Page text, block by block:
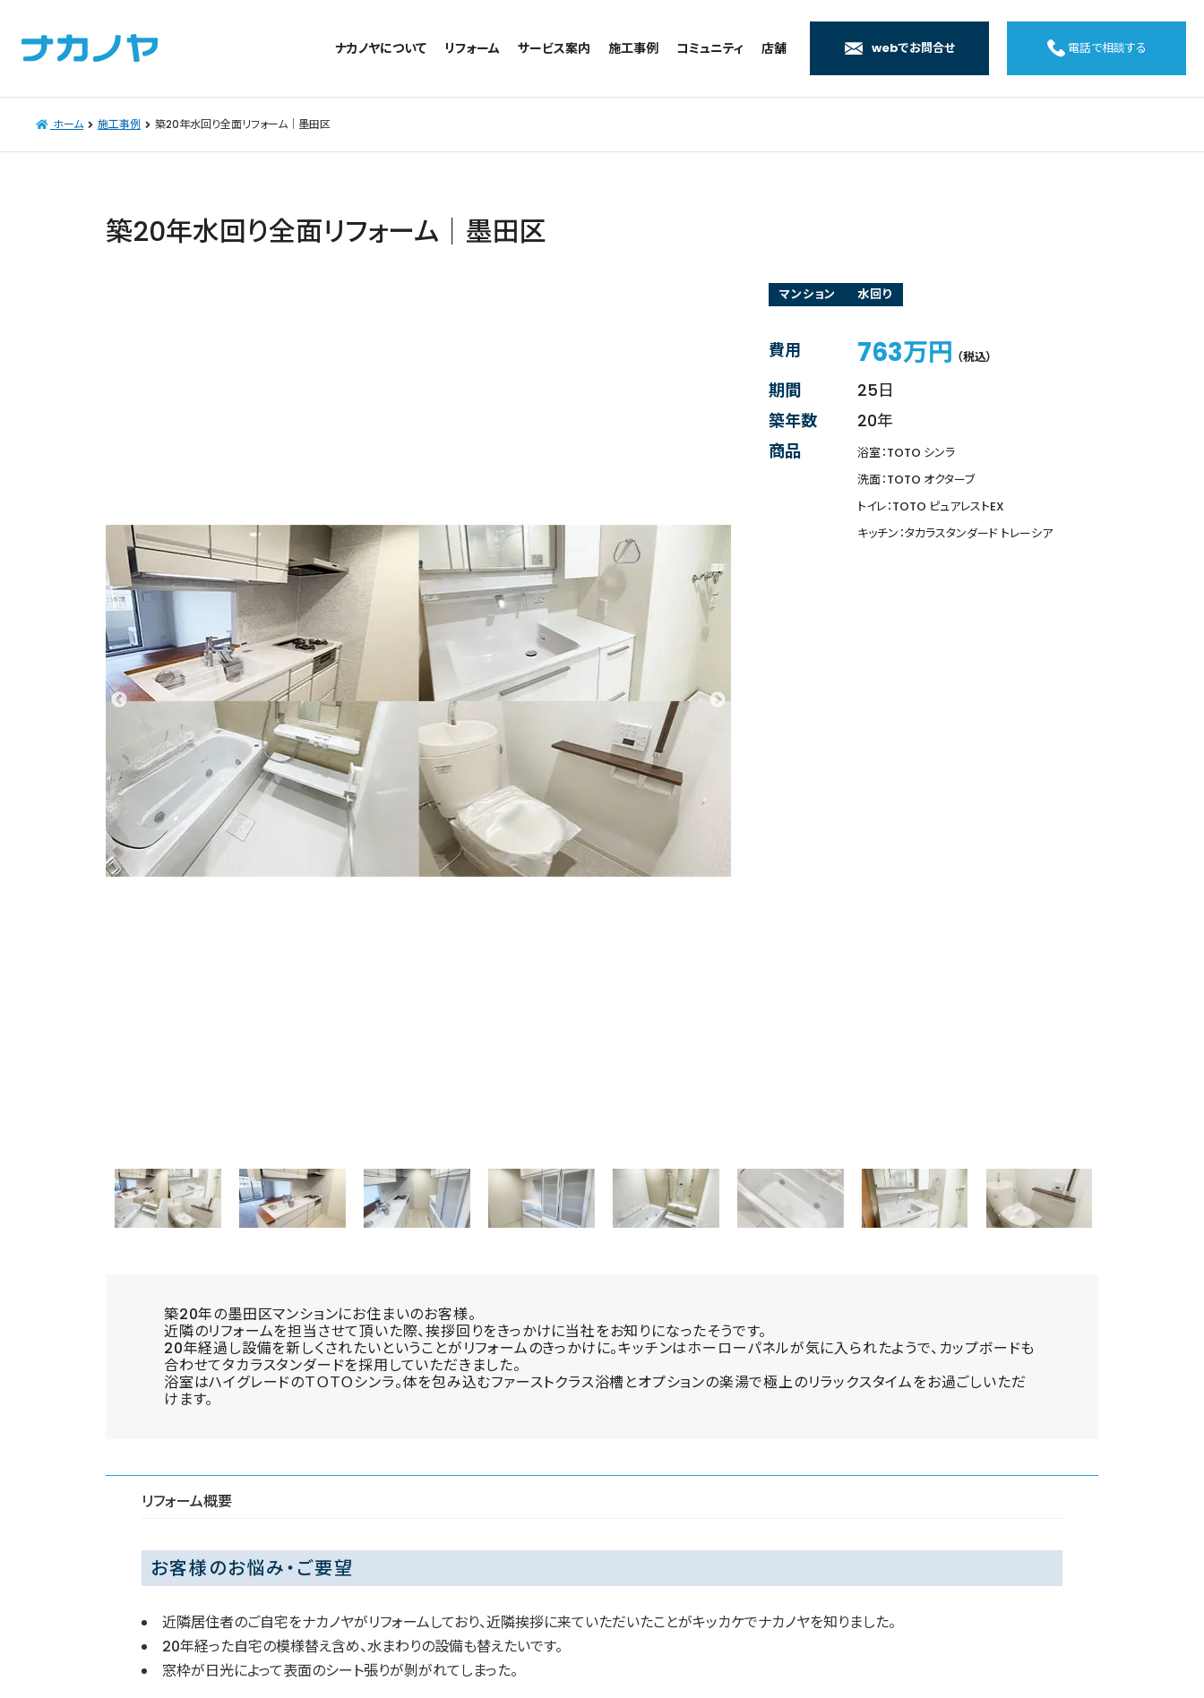
ナカノヤについて リフォーム
お風呂のリフォーム
洗面台のリフォーム
水回りのリフォーム
サービス案内
相談室・よくある質問
施工事例
トイレの施工事例
キッチンの施工事例
コミュニティ
アルブル通信
ブログ
店舗
墨田店
日本橋店
webでお問合せ 電話で相談する
ホーム 施工事例 築20年水回り全面リフォーム｜墨田区
築20年水回り全面リフォーム｜墨田区
マンション 水回り
費用 763万円 （税込）
期間
25日
築年数
20年
商品
浴室：TOTO シンラ
洗面：TOTO オクターブ
トイレ：TOTO ピュアレストEX
キッチン：タカラスタンダード トレーシア
築20年の墨田区マンションにお住まいのお客様。
近隣のリフォームを担当させて頂いた際、挨拶回りをきっかけに当社をお知りになったそうです。
20年経過し設備を新しくされたいということがリフォームのきっかけに。キッチンはホーローパネルが気に入られたようで、カップボードも
合わせてタカラスタンダードを採用していただきました。
浴室はハイグレードのＴＯＴＯシンラ。体を包み込むファーストクラス浴槽とオプションの楽湯で極上のリラックスタイムをお過ごしいただ
けます。
リフォーム概要
お客様のお悩み・ご要望
近隣居住者のご自宅をナカノヤがリフォームしており、近隣挨拶に来ていただいたことがキッカケでナカノヤを知りました。
20年経った自宅の模様替え含め、水まわりの設備も替えたいです。
窓枠が日光によって表面のシート張りが剝がれてしまった。